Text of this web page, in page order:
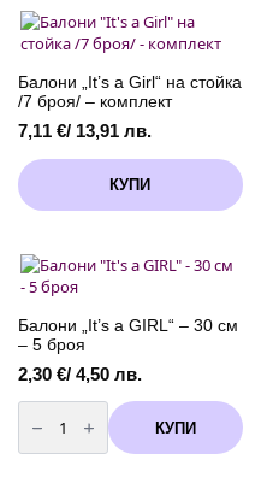
7,11 €
/
variants.
The
options
may
be
chosen
on
the
product
page
Балони „It’s a Girl“ на стойка
/7 броя/ – комплект
7,11 €/ 13,91 лв.
КУПИ
Балони „It’s a GIRL“ – 30 см
– 5 броя
2,30 €/ 4,50 лв.
количество
за
Балони
"It's
КУПИ